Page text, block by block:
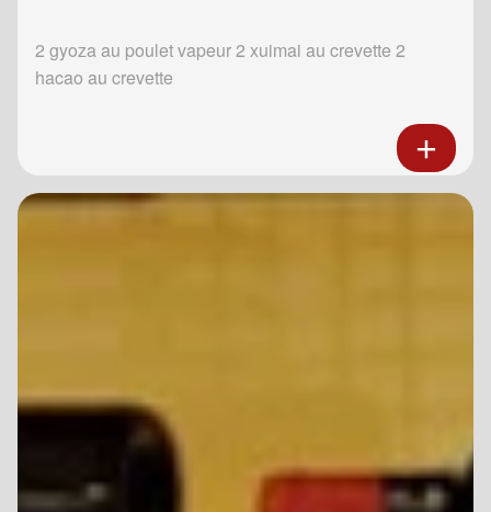
2 gyoza au poulet vapeur 2 xuimai au crevette 2
hacao au crevette